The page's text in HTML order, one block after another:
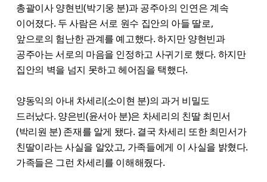
총괄이사 양현빈(박기웅 분)과 공주아의 인연은 계속
이어졌다. 두 사람은 서로 원수 집안의 아들 딸로,
앞으로의 험난한 관계를 예고했다. 하지만 양현빈과
공주아는 서로의 마음을 인정하고 사귀기로 했다. 하지만
집안의 벽을 넘지 못하고 헤어짐을 택했다.
양동익의 아내 차세리(소이현 분)의 과거 비밀도
드러났다. 양은빈(윤서아 분)은 차세리의 친딸 최민서
(박리원 분) 존재를 알게 됐다. 결국 차세리 또한 최민서가
친딸이라는 사실을 알았고, 가족들에게 이 사실을 밝혔다.
가족들은 그런 차세리를 이해해줬다.